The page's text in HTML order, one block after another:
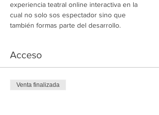
experiencia teatral online interactiva en la
cual no solo sos espectador sino que
también formas parte del desarrollo.
Acceso
Venta finalizada